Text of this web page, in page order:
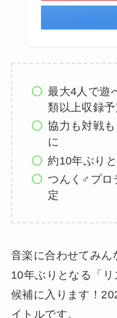
最大4人で遊
類以上収録予
協力も対戦
に
約10年ぶり
つんく♂プロ
定
音楽に合わせてみん
10年ぶりとなる「
候補に入ります！
イトルです。